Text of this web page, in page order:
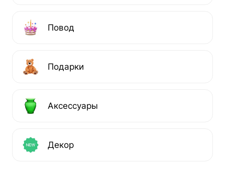
Повод
Подарки
Аксессуары
Декор